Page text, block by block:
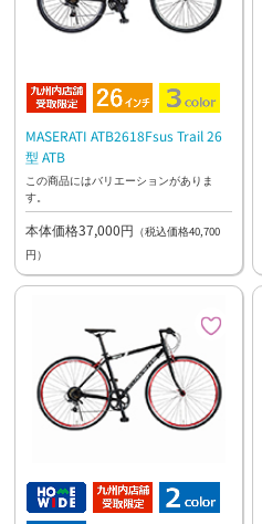
MASERATI ATB2618Fsus Trail 26
型 ATB
この商品にはバリエーションがありま
す。
本体価格37,000円 （税込価格40,700
円）